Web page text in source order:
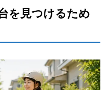
を見つけるため